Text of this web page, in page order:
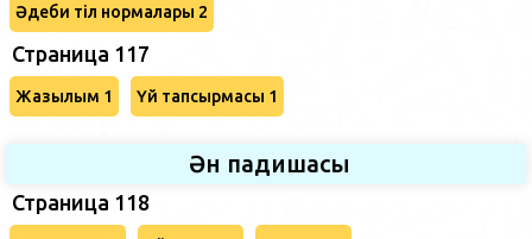
Әдеби тіл нормалары 2
Страница 117
Жазылым 1 Үй тапсырмасы 1
Ән падишасы
Страница 118